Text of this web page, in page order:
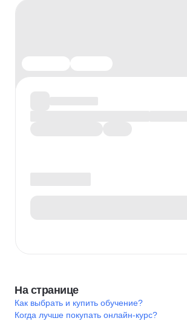
На странице
Как выбрать и купить обучение?
Когда лучше покупать онлайн-курс?